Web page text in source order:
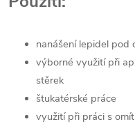
nanášení lepidel pod
výborné využití při
stěrek
štukatérské práce
využití při práci s